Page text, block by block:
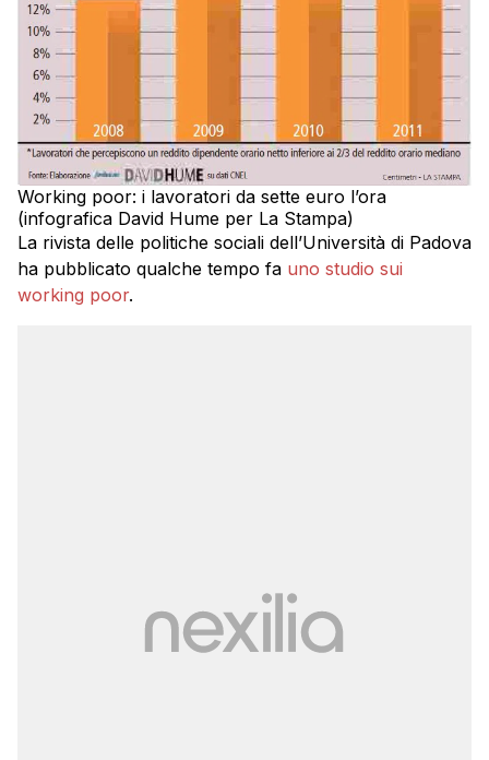
Working poor: i lavoratori da sette euro l’ora
(infografica David Hume per La Stampa)
La rivista delle politiche sociali dell’Università di Padova
ha pubblicato qualche tempo fa uno studio sui
working poor.